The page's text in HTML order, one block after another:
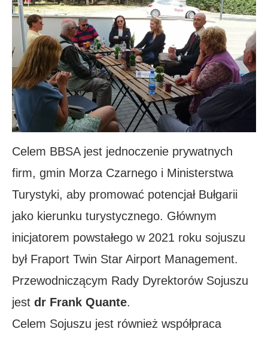
Celem BBSA jest jednoczenie prywatnych
firm, gmin Morza Czarnego i Ministerstwa
Turystyki, aby promować potencjał Bułgarii
jako kierunku turystycznego. Głównym
inicjatorem powstałego w 2021 roku sojuszu
był Fraport Twin Star Airport Management.
Przewodniczącym Rady Dyrektorów Sojuszu
jest dr Frank Quante.
Celem Sojuszu jest również współpraca